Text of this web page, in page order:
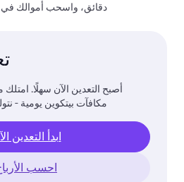
دقائق، واسحب أموالك
أصبح التعدين الآن سهلًا.
مكافآت بيتكوين يومية -
ابدأ التعدين
احسب